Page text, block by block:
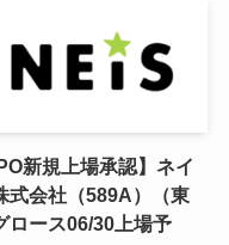
新規上場承認】ネイ
式会社（589A）（東
ロース06/30上場予